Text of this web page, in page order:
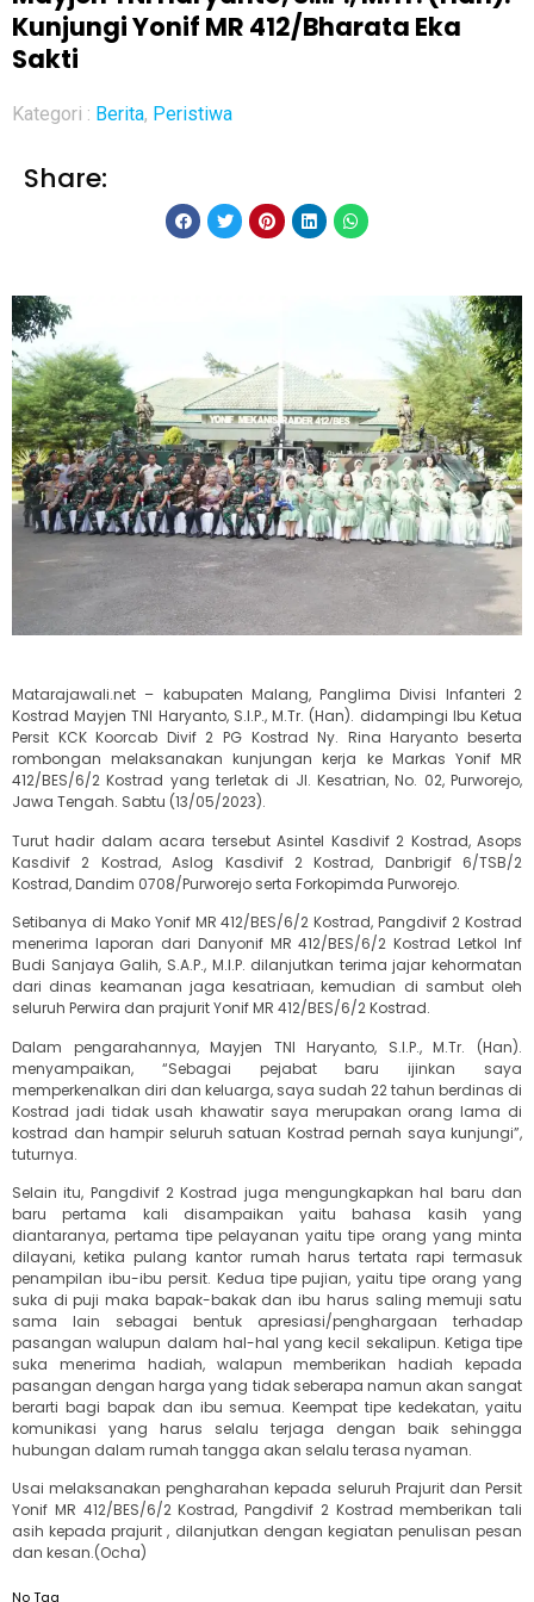
Kunjungi Yonif MR 412/Bharata Eka
Sakti
Kategori : Berita, Peristiwa
Share:
Matarajawali.net – kabupaten Malang, Panglima Divisi Infanteri 2
Kostrad Mayjen TNI Haryanto, S.I.P., M.Tr. (Han). didampingi Ibu Ketua
Persit KCK Koorcab Divif 2 PG Kostrad Ny. Rina Haryanto beserta
rombongan melaksanakan kunjungan kerja ke Markas Yonif MR
412/BES/6/2 Kostrad yang terletak di Jl. Kesatrian, No. 02, Purworejo,
Jawa Tengah. Sabtu (13/05/2023).
Turut hadir dalam acara tersebut Asintel Kasdivif 2 Kostrad, Asops
Kasdivif 2 Kostrad, Aslog Kasdivif 2 Kostrad, Danbrigif 6/TSB/2
Kostrad, Dandim 0708/Purworejo serta Forkopimda Purworejo.
Setibanya di Mako Yonif MR 412/BES/6/2 Kostrad, Pangdivif 2 Kostrad
menerima laporan dari Danyonif MR 412/BES/6/2 Kostrad Letkol Inf
Budi Sanjaya Galih, S.A.P., M.I.P. dilanjutkan terima jajar kehormatan
dari dinas keamanan jaga kesatriaan, kemudian di sambut oleh
seluruh Perwira dan prajurit Yonif MR 412/BES/6/2 Kostrad.
Dalam pengarahannya, Mayjen TNI Haryanto, S.I.P., M.Tr. (Han).
menyampaikan, “Sebagai pejabat baru ijinkan saya
memperkenalkan diri dan keluarga, saya sudah 22 tahun berdinas di
Kostrad jadi tidak usah khawatir saya merupakan orang lama di
kostrad dan hampir seluruh satuan Kostrad pernah saya kunjungi”,
tuturnya.
Selain itu, Pangdivif 2 Kostrad juga mengungkapkan hal baru dan
baru pertama kali disampaikan yaitu bahasa kasih yang
diantaranya, pertama tipe pelayanan yaitu tipe orang yang minta
dilayani, ketika pulang kantor rumah harus tertata rapi termasuk
penampilan ibu-ibu persit. Kedua tipe pujian, yaitu tipe orang yang
suka di puji maka bapak-bakak dan ibu harus saling memuji satu
sama lain sebagai bentuk apresiasi/penghargaan terhadap
pasangan walupun dalam hal-hal yang kecil sekalipun. Ketiga tipe
suka menerima hadiah, walapun memberikan hadiah kepada
pasangan dengan harga yang tidak seberapa namun akan sangat
berarti bagi bapak dan ibu semua. Keempat tipe kedekatan, yaitu
komunikasi yang harus selalu terjaga dengan baik sehingga
hubungan dalam rumah tangga akan selalu terasa nyaman.
Usai melaksanakan pengharahan kepada seluruh Prajurit dan Persit
Yonif MR 412/BES/6/2 Kostrad, Pangdivif 2 Kostrad memberikan tali
asih kepada prajurit , dilanjutkan dengan kegiatan penulisan pesan
dan kesan.(Ocha)
No Tag